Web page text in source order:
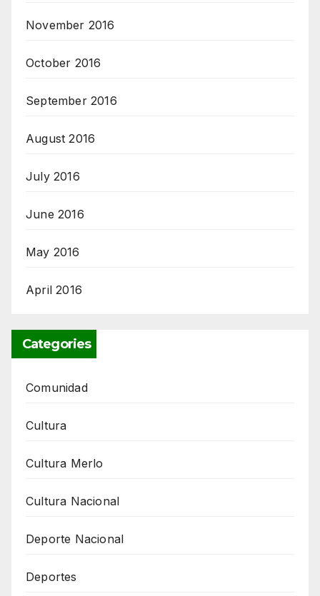
November 2016
October 2016
September 2016
August 2016
July 2016
June 2016
May 2016
April 2016
Categories
Comunidad
Cultura
Cultura Merlo
Cultura Nacional
Deporte Nacional
Deportes